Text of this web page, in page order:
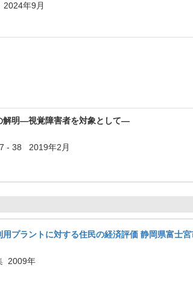
年9月
解明―視覚障害者を対象として―
- 38 2019年2月
プラントに対する住民の経済評価 静岡県富士
2009年